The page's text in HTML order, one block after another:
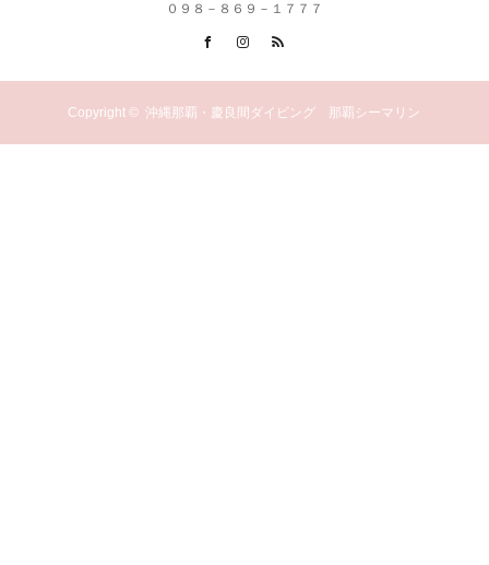
０９８－８６９－１７７７
FacebookInstagram
Copyright ©沖縄那覇・慶良間ダイビング 那覇シーマリン